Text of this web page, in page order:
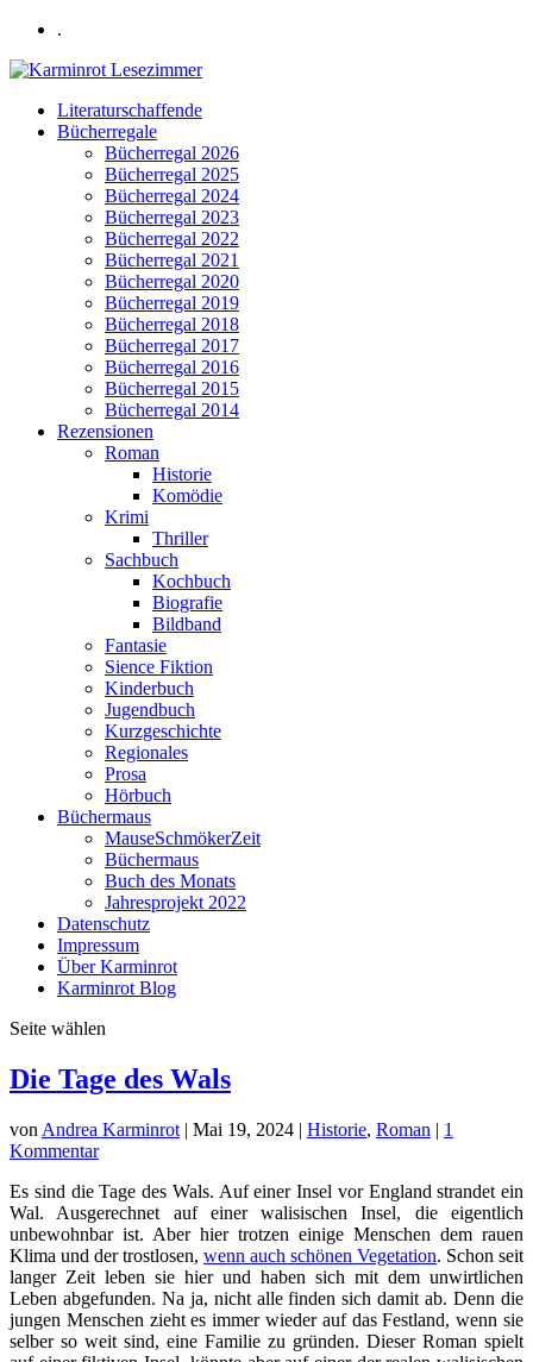
.
Literaturschaffende
Bücherregale
Bücherregal 2026
Bücherregal 2025
Bücherregal 2024
Bücherregal 2023
Bücherregal 2022
Bücherregal 2021
Bücherregal 2020
Bücherregal 2019
Bücherregal 2018
Bücherregal 2017
Bücherregal 2016
Bücherregal 2015
Bücherregal 2014
Rezensionen
Roman
Historie
Komödie
Krimi
Thriller
Sachbuch
Kochbuch
Biografie
Bildband
Fantasie
Sience Fiktion
Kinderbuch
Jugendbuch
Kurzgeschichte
Regionales
Prosa
Hörbuch
Büchermaus
MauseSchmökerZeit
Büchermaus
Buch des Monats
Jahresprojekt 2022
Datenschutz
Impressum
Über Karminrot
Karminrot Blog
Seite wählen
Die Tage des Wals
von Andrea Karminrot | Mai 19, 2024 | Historie, Roman | 1
Kommentar
Es sind die Tage des Wals. Auf einer Insel vor England strandet ein
Wal. Ausgerechnet auf einer walisischen Insel, die eigentlich
unbewohnbar ist. Aber hier trotzen einige Menschen dem rauen
Klima und der trostlosen, wenn auch schönen Vegetation. Schon seit
langer Zeit leben sie hier und haben sich mit dem unwirtlichen
Leben abgefunden. Na ja, nicht alle finden sich damit ab. Denn die
jungen Menschen zieht es immer wieder auf das Festland, wenn sie
selber so weit sind, eine Familie zu gründen. Dieser Roman spielt